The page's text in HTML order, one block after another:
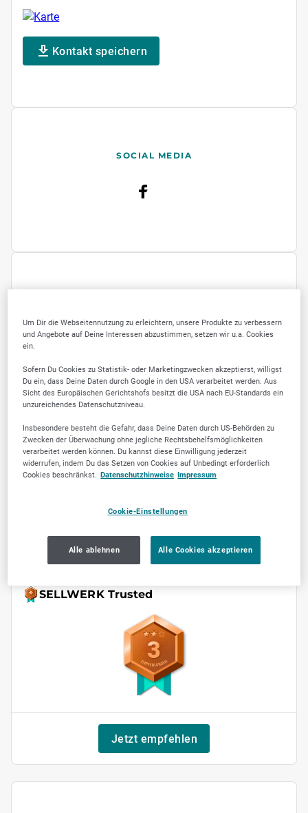
Kontakt speichern
SOCIAL MEDIA
Montag 08:30-12:30
-
Dienstag
08:30
12:30
13:30-18:00
Mittwoch
Donnerstag
08:30-12:30
13:30-18:00
Freitag
08:30-12:30
13:30-18:00
SELLWERK Trusted
3
Jetzt empfehlen
Um Dir die Webseitennutzung zu erleichtern, unsere Produkte zu verbessern
und Angebote auf Deine Interessen abzustimmen, setzen wir u.a. Cookies
ein.
Sofern Du Cookies zu Statistik- oder Marketingzwecken akzeptierst, willigst
Du ein, dass Deine Daten durch Google in den USA verarbeitet werden. Aus
Sicht des Europäischen Gerichtshofs besitzt die USA nach EU-Standards ein
unzureichendes Datenschutzniveau.
Insbesondere besteht die Gefahr, dass Deine Daten durch US-Behörden zu
Zwecken der Überwachung ohne jegliche Rechtsbehelfsmöglichkeiten
verarbeitet werden können. Du kannst diese Einwilligung jederzeit
widerrufen, indem Du das Setzen von Cookies auf Unbedingt erforderlich
Cookies beschränkst. Datenschutzhinweise Impressum
Cookie-Einstellungen
Alle ablehnen Alle Cookies akzeptieren